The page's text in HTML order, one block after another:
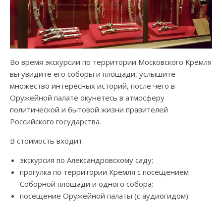
Во время экскурсии по территории Московского Кремля
вы увидите его соборы и площади, услышите
множество интересных историй, после чего в
Оружейной палате окунетесь в атмосферу
политической и бытовой жизни правителей
Российского государства.
В стоимость входит:
экскурсия по Александровскому саду;
прогулка по территории Кремля с посещением
Соборной площади и одного собора;
посещение Оружейной палаты (с аудиогидом).